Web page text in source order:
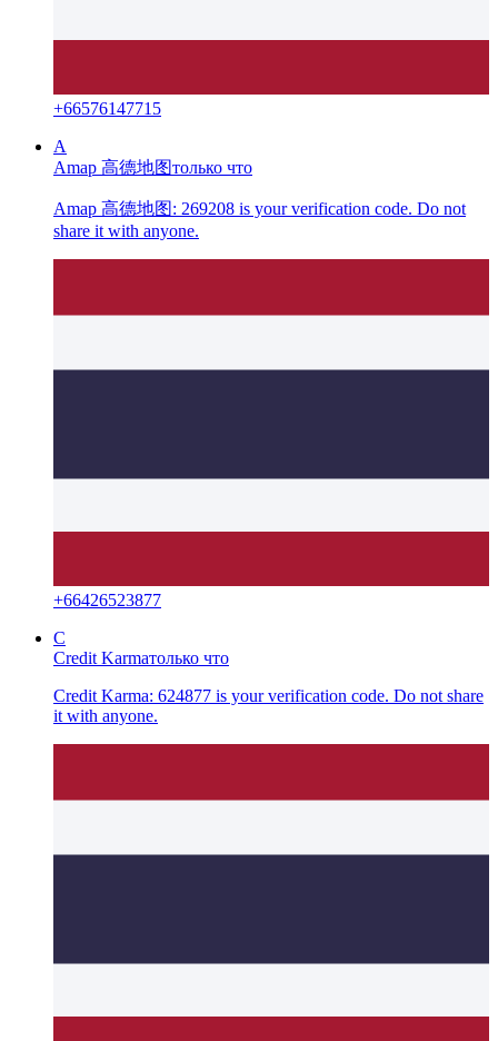
+66576147715
A
Amap 高德地图только что
Amap 高德地图: 269208 is your verification code. Do not
share it with anyone.
+66426523877
C
Credit Karmaтолько что
Credit Karma: 624877 is your verification code. Do not share
it with anyone.